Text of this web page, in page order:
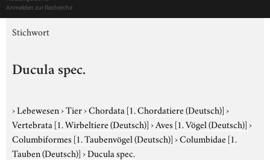
Anmelden zur Recherche
Stichwort
Ducula spec.
›Lebewesen›Tier›Chordata [1. Chordatiere (Deutsch)]›
Vertebrata [1. Wirbeltiere (Deutsch)]›Aves [1. Vögel (Deutsch)]›
Columbiformes [1. Taubenvögel (Deutsch)]›Columbidae [1.
Tauben (Deutsch)]›Ducula spec.